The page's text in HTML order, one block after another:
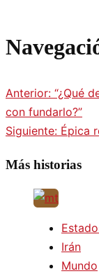
Anterior: “¿Qué
con fundarlo?”
Siguiente: Épica
Más historias
Irán
Mundo